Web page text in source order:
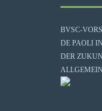
BVSC-
DE PAOLI
DER